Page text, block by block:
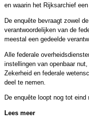
en waarin het Rijksarchief
De enquête bevraagt zowel
verantwoordelijken van de
meestal een gedeelde
Alle federale
instellingen van openbaar
Zekerheid en federale
deel te nemen.
De enquête loopt nog tot eind
Lees meer